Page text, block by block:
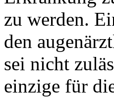
zu werden.
den
sei nicht
einzige für